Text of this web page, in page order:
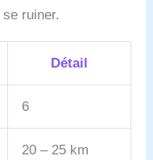
assemblé,
pour
ruiner.
Détail
6
20 – 25 km